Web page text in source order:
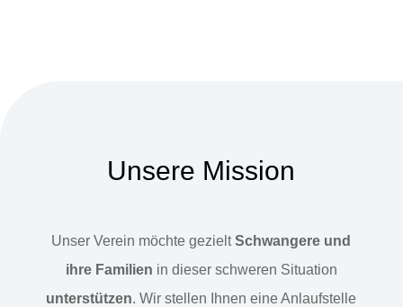
Unsere Mission
Unser Verein möchte gezieltSchwangere und
ihre Familien in dieser schweren Situation
unterstützen. Wir stellen Ihnen eine Anlaufstelle